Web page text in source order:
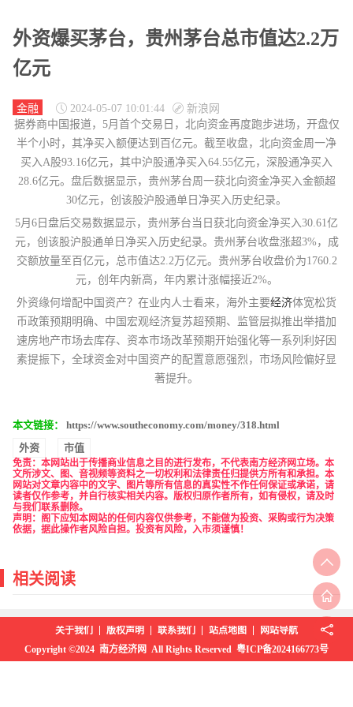
外资爆买茅台，贵州茅台总市值达2.2万
亿元
金融 2024-05-07 10:01:44
新浪网
据券商中国报道，5月首个交易日，北向资金再度跑步进场，开盘仅
半个小时，其净买入额便达到百亿元。截至收盘，北向资金周一净
买入A股93.16亿元，其中沪股通净买入64.55亿元，深股通净买入
28.6亿元。盘后数据显示，贵州茅台周一获北向资金净买入金额超
30亿元，创该股沪股通单日净买入历史纪录。
5月6日盘后交易数据显示，贵州茅台当日获北向资金净买入30.61亿
元，创该股沪股通单日净买入历史纪录。贵州茅台收盘涨超3%，成
交额放量至百亿元，总市值达2.2万亿元。贵州茅台收盘价为1760.2
元，创年内新高，年内累计涨幅接近2%。
外资缘何增配中国资产？在业内人士看来，海外主要经济体宽松货
币政策预期明确、中国宏观经济复苏超预期、监管层拟推出举措加
速房地产市场去库存、资本市场改革预期开始强化等一系列利好因
素提振下，全球资金对中国资产的配置意愿强烈，市场风险偏好显
著提升。
本文链接： https://www.southeconomy.com/money/318.html
外资
市值
免责：本网站出于传播商业信息之目的进行发布，不代表南方经济网立场。本
文所涉文、图、音视频等资料之一切权利和法律责任归提供方所有和承担。本
网站对文章内容中的文字、图片等所有信息的真实性不作任何保证或承诺，请
读者仅作参考，并自行核实相关内容。版权归原作者所有，如有侵权，请及时
与我们联系删除。
声明：阁下应知本网站的任何内容仅供参考，不能做为投资、采购或行为决策
依据，据此操作者风险自担。投资有风险，入市须谨慎！
相关阅读
关于我们 版权声明 联系我们 站点地图
网站导航
Copyright ©2024 南方经济网 All Rights Reserved 粤ICP备2024166773号